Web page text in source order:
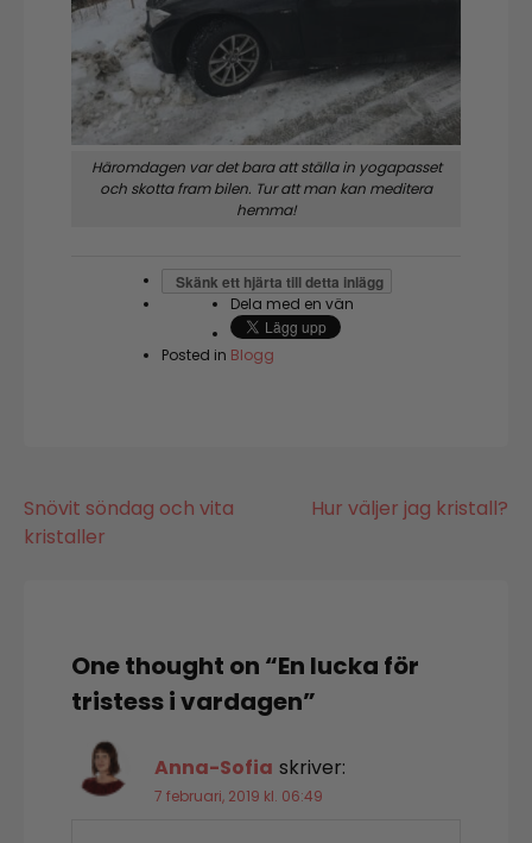
Häromdagen var det bara att ställa in yogapasset
och skotta fram bilen. Tur att man kan meditera
hemma!
Skänk ett hjärta till detta inlägg
Dela med en vän
Posted in Blogg
Inläggsnavigering
Snövit söndag och vita
kristaller
Hur väljer jag kristall?
One thought on “En lucka för
tristess i vardagen”
Anna-Sofia skriver:
7 februari, 2019 kl. 06:49